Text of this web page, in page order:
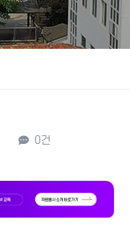
0건